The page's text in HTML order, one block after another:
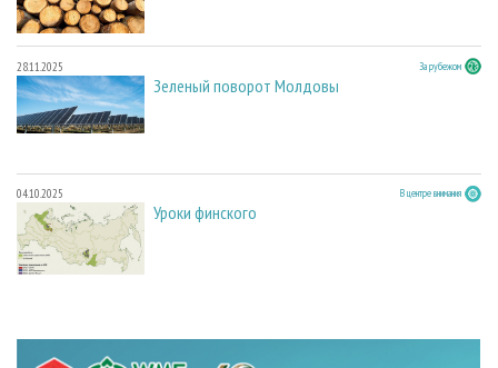
28.11.2025 За рубежом
Зеленый поворот Молдовы
04.10.2025 В центре внимания
Уроки финского